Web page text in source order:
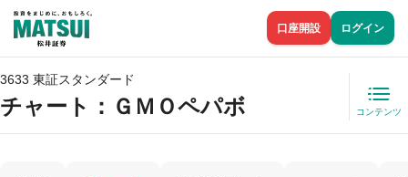
口座開設 ログイン
3633 東証スタンダード
チャート： ＧＭＯペパボ コンテンツ